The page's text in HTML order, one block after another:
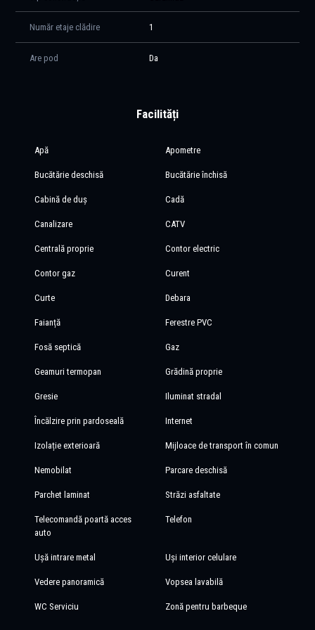
Număr etaje clădire 1
Are pod Da
Facilități
Apă Apometre
Bucătărie deschisă Bucătărie închisă
Cabină de duș Cadă
Canalizare CATV
Centrală proprie Contor electric
Contor gaz Curent
Curte Debara
Faianță Ferestre PVC
Fosă septică Gaz
Geamuri termopan Grădină proprie
Gresie Iluminat stradal
Încălzire prin pardoseală Internet
Izolație exterioară Mijloace de transport în comun
Nemobilat Parcare deschisă
Parchet laminat Străzi asfaltate
Telecomandă poartă acces
auto
Telefon
Ușă intrare metal Uși interior celulare
Vedere panoramică Vopsea lavabilă
WC Serviciu Zonă pentru barbeque